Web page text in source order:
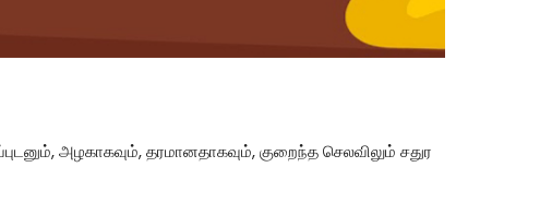
அழகாகவும், தரமானதாகவும், குறைந்த செலவிலும் சதுர